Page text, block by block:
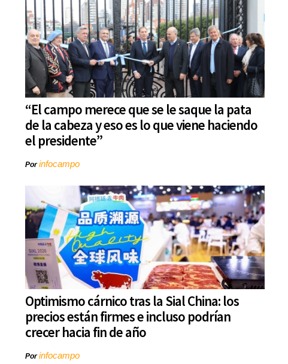
“El campo merece que se le saque la pata
de la cabeza y eso es lo que viene haciendo
el presidente”
Porinfocampo
Optimismo cárnico tras la Sial China: los
precios están firmes e incluso podrían
crecer hacia fin de año
Porinfocampo